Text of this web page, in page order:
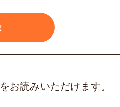
お読みいただけます。